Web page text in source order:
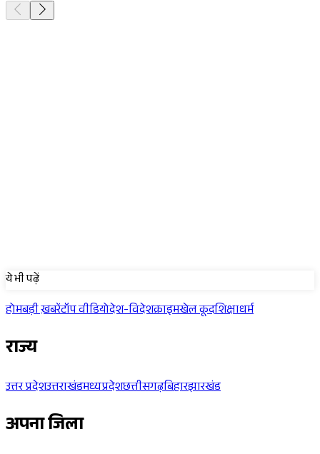
ये भी पढ़ें
होमबड़ी ख़बरेंटॉप वीडियोदेश-विदेशक्राइमखेल कूदशिक्षाधर्म
राज्य
उत्तर प्रदेशउत्तराखंडमध्यप्रदेशछत्तीसगढ़बिहारझारखंड
अपना जिला